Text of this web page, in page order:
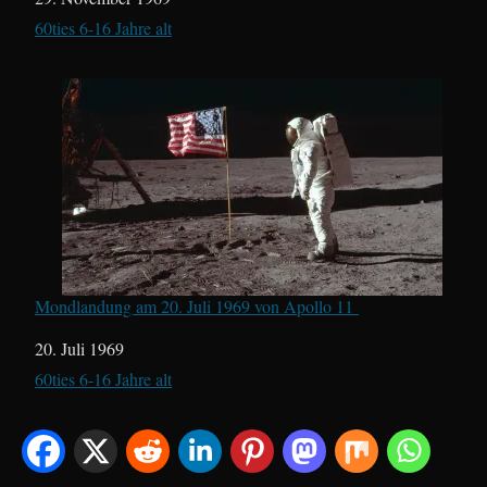
In Bezug auf
60ties 6-16 Jahre alt
Mondlandung am 20. Juli 1969 von Apollo 11
Datum
20. Juli 1969
In Bezug auf
60ties 6-16 Jahre alt